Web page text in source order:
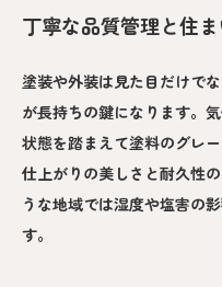
丁寧な品質管理と住
塗装や外装は見た目だけで
が長持ちの鍵になります。
状態を踏まえて塗料のグレ
仕上がりの美しさと耐久性
うな地域では湿度や塩害の
す。